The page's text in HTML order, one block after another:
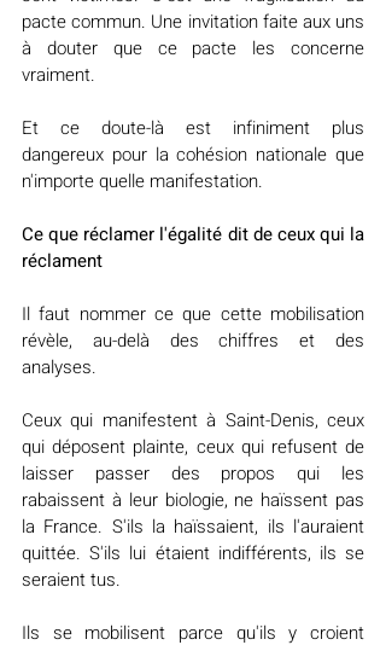
pacte commun. Une invitation faite aux uns
à douter que ce pacte les concerne
vraiment.
Et ce doute-là est infiniment plus
dangereux pour la cohésion nationale que
n'importe quelle manifestation.
Ce que réclamer l'égalité dit de ceux qui la
réclament
Il faut nommer ce que cette mobilisation
révèle, au-delà des chiffres et des
analyses.
Ceux qui manifestent à Saint-Denis, ceux
qui déposent plainte, ceux qui refusent de
laisser passer des propos qui les
rabaissent à leur biologie, ne haïssent pas
la France. S'ils la haïssaient, ils l'auraient
quittée. S'ils lui étaient indifférents, ils se
seraient tus.
Ils se mobilisent parce qu'ils y croient